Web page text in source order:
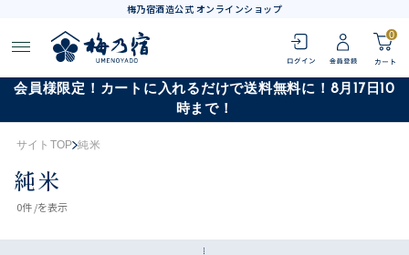
梅乃宿酒造公式 オンラインショップ
0
会員様限定！カートに入れるだけで送料無料に！8月17日10
時まで！
サイトTOP 純米
純米
0件 /を表示